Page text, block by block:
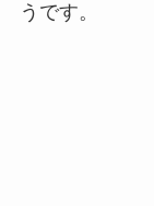
うです。